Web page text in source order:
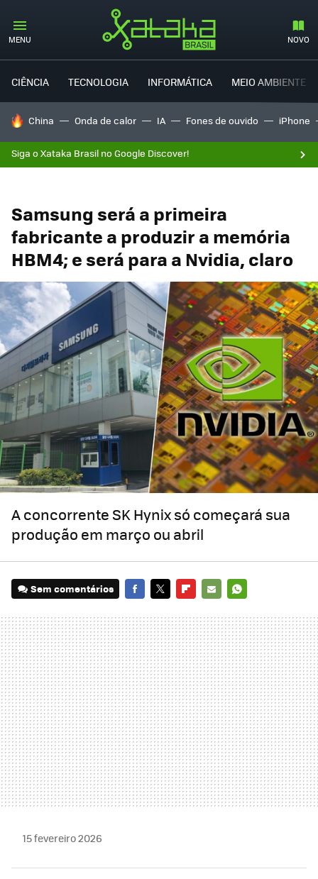
MENU NOVO
CIÊNCIA TECNOLOGIA INFORMÁTICA MEIO AMBIENTE
TENDÊNCIAS DO DIA
China Onda de calor IA Fones de ouvido iPhone
Siga o Xataka Brasil no Google Discover!
Samsung será a primeira
fabricante a produzir a memória
HBM4; e será para a Nvidia, claro
A concorrente SK Hynix só começará sua
produção em março ou abril
Sem comentários
MAIL
15 fevereiro 2026